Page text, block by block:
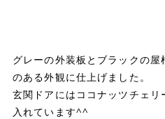
グレーの外装板とブラックの
のある外観に仕上げました。
玄関ドアにはココナッツチェリ
入れています^^